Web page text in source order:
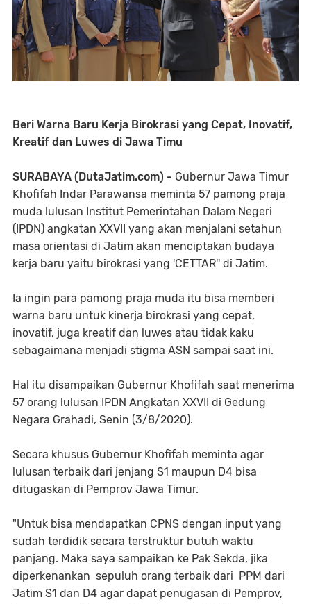
Beri Warna Baru Kerja Birokrasi yang Cepat, Inovatif,
Kreatif dan Luwes di Jawa Timu
SURABAYA (DutaJatim.com) - Gubernur Jawa Timur
Khofifah Indar Parawansa meminta 57 pamong praja
muda lulusan Institut Pemerintahan Dalam Negeri
(IPDN) angkatan XXVII yang akan menjalani setahun
masa orientasi di Jatim akan menciptakan budaya
kerja baru yaitu birokrasi yang 'CETTAR'' di Jatim.
Ia ingin para pamong praja muda itu bisa memberi
warna baru untuk kinerja birokrasi yang cepat,
inovatif, juga kreatif dan luwes atau tidak kaku
sebagaimana menjadi stigma ASN sampai saat ini.
Hal itu disampaikan Gubernur Khofifah saat menerima
57 orang lulusan IPDN Angkatan XXVII di Gedung
Negara Grahadi, Senin (3/8/2020).
Secara khusus Gubernur Khofifah meminta agar
lulusan terbaik dari jenjang S1 maupun D4 bisa
ditugaskan di Pemprov Jawa Timur.
"Untuk bisa mendapatkan CPNS dengan input yang
sudah terdidik secara terstruktur butuh waktu
panjang. Maka saya sampaikan ke Pak Sekda, jika
diperkenankan sepuluh orang terbaik dari PPM dari
Jatim S1 dan D4 agar dapat penugasan di Pemprov,